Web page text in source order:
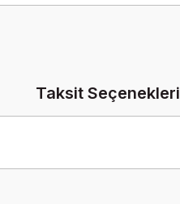
Taksit Seçenekleri